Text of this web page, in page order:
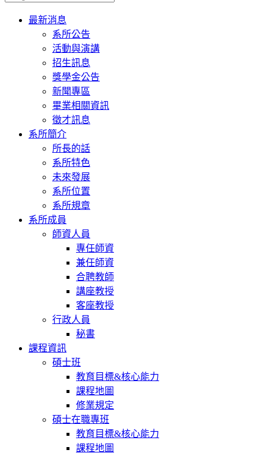
Toggle
navigation
最新消息
系所公告
活動與演講
招生訊息
獎學金公告
新聞專區
畢業相關資訊
徵才訊息
系所簡介
所長的話
系所特色
未來發展
系所位置
系所規章
系所成員
師資人員
專任師資
兼任師資
合聘教師
講座教授
客座教授
行政人員
秘書
課程資訊
碩士班
教育目標&核心能力
課程地圖
修業規定
碩士在職專班
教育目標&核心能力
課程地圖